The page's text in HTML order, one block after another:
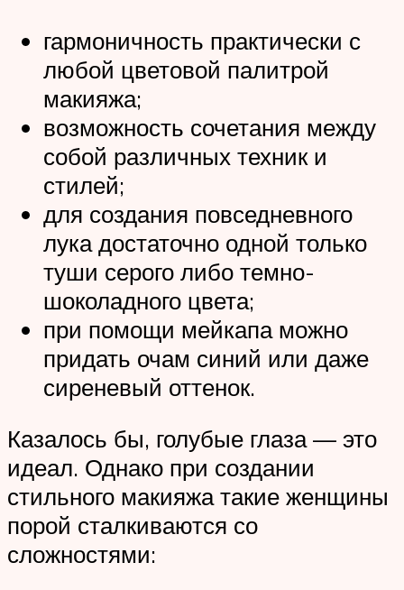
гармоничность практически с
любой цветовой палитрой
макияжа;
возможность сочетания между
собой различных техник и
стилей;
для создания повседневного
лука достаточно одной только
туши серого либо темно-
шоколадного цвета;
при помощи мейкапа можно
придать очам синий или даже
сиреневый оттенок.
Казалось бы, голубые глаза — это
идеал. Однако при создании
стильного макияжа такие женщины
порой сталкиваются со
сложностями: